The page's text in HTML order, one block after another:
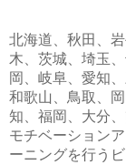
北海道、秋田、
木、茨城、埼玉
岡、岐阜、愛知
和歌山、鳥取、
知、福岡、大分
モチベーション
ーニングを行う